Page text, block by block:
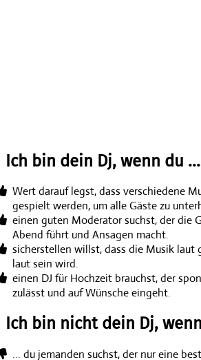
Ich bin dein Dj, wenn du ...
Wert darauf legst, dass verschiedene
gespielt werden, um alle Gäste zu
einen guten Moderator suchst, der die
Abend führt und Ansagen macht.
sicherstellen willst, dass die Musik laut
laut sein wird.
einen DJ für Hochzeit brauchst, der
zulässt und auf Wünsche eingeht.
Ich bin nicht dein Dj, wenn
... du jemanden suchst, der nur eine